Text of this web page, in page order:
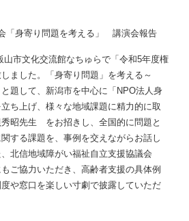
「身寄り問題を考える」 講演会報告
山市文化交流館なちゅらで「令和5年度権
ました。「身寄り問題」を考える～
と題して、新潟市を中心に「NPO法人身
ち上げ、様々な地域課題に精力的に取
昭先生 をお招きし、全国的に問題と
する課題を、事例を交えながらお話し
北信地域障がい福祉自立支援協議会
ご協力いただき、高齢者支援の具体例
や窓口を楽しい寸劇で披露していただ